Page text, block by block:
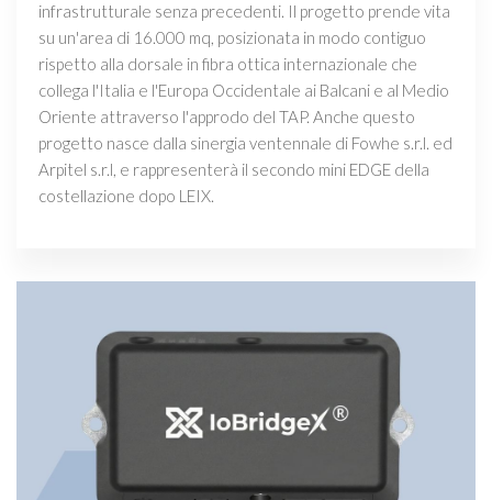
infrastrutturale senza precedenti. Il progetto prende vita
su un'area di 16.000 mq, posizionata in modo contiguo
rispetto alla dorsale in fibra ottica internazionale che
collega l'Italia e l'Europa Occidentale ai Balcani e al Medio
Oriente attraverso l'approdo del TAP. Anche questo
progetto nasce dalla sinergia ventennale di Fowhe s.r.l. ed
Arpitel s.r.l, e rappresenterà il secondo mini EDGE della
costellazione dopo LEIX.